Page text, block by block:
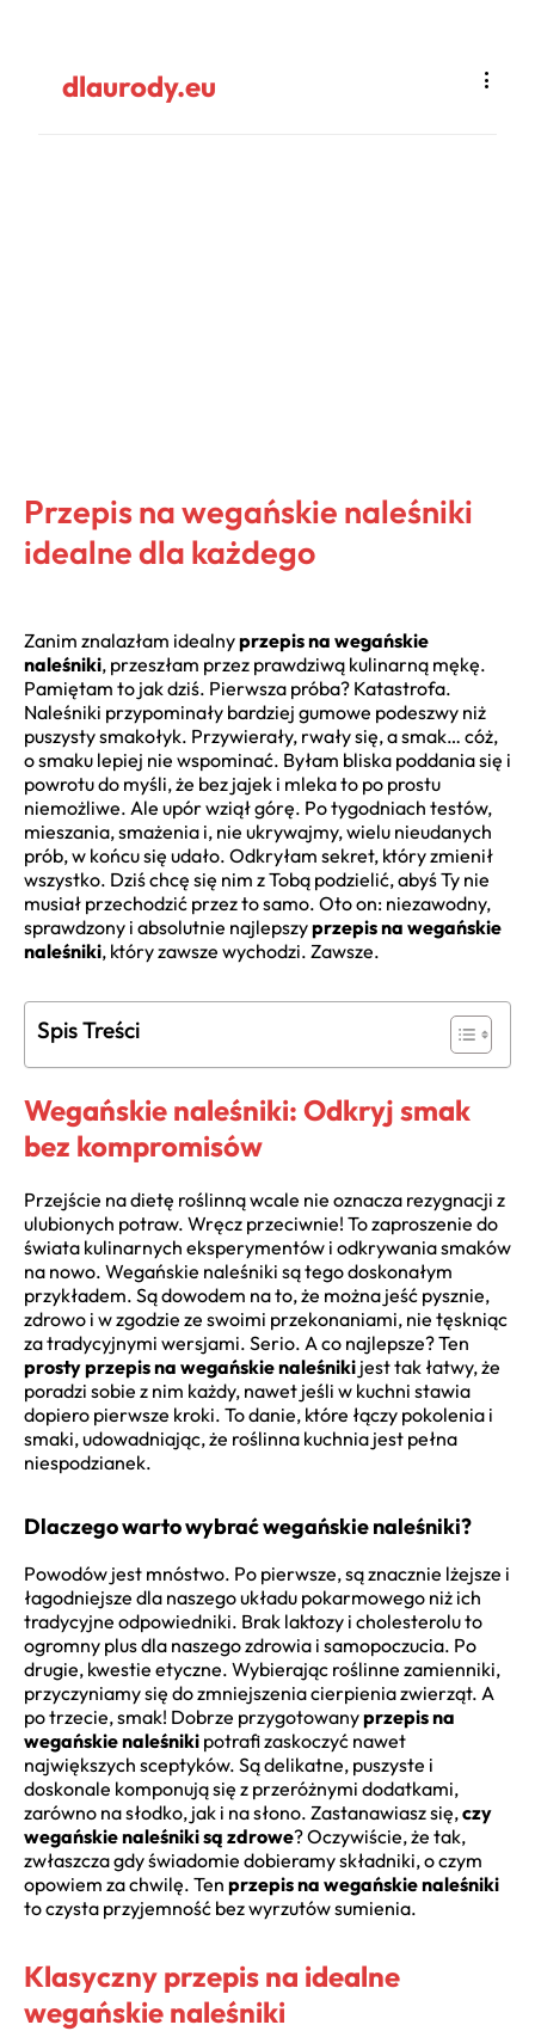
dlaurody.eu
Przepis na wegańskie naleśniki
idealne dla każdego
Zanim znalazłam idealnyprzepis na wegańskie
naleśniki, przeszłam przez prawdziwą kulinarną mękę.
Pamiętam to jak dziś. Pierwsza próba? Katastrofa.
Naleśniki przypominały bardziej gumowe podeszwy niż
puszysty smakołyk. Przywierały, rwały się, a smak… cóż,
o smaku lepiej nie wspominać. Byłam bliska poddania się i
powrotu do myśli, że bez jajek i mleka to po prostu
niemożliwe. Ale upór wziął górę. Po tygodniach testów,
mieszania, smażenia i, nie ukrywajmy, wielu nieudanych
prób, w końcu się udało. Odkryłam sekret, który zmienił
wszystko. Dziś chcę się nim z Tobą podzielić, abyś Ty nie
musiał przechodzić przez to samo. Oto on: niezawodny,
sprawdzony i absolutnie najlepszyprzepis na wegańskie
naleśniki, który zawsze wychodzi. Zawsze.
Spis Treści
Wegańskie naleśniki: Odkryj smak
bez kompromisów
Przejście na dietę roślinną wcale nie oznacza rezygnacji z
ulubionych potraw. Wręcz przeciwnie! To zaproszenie do
świata kulinarnych eksperymentów i odkrywania smaków
na nowo. Wegańskie naleśniki są tego doskonałym
przykładem. Są dowodem na to, że można jeść pysznie,
zdrowo i w zgodzie ze swoimi przekonaniami, nie tęskniąc
za tradycyjnymi wersjami. Serio. A co najlepsze? Ten
prosty przepis na wegańskie naleśniki jest tak łatwy, że
poradzi sobie z nim każdy, nawet jeśli w kuchni stawia
dopiero pierwsze kroki. To danie, które łączy pokolenia i
smaki, udowadniając, że roślinna kuchnia jest pełna
niespodzianek.
Dlaczego warto wybrać wegańskie naleśniki?
Powodów jest mnóstwo. Po pierwsze, są znacznie lżejsze i
łagodniejsze dla naszego układu pokarmowego niż ich
tradycyjne odpowiedniki. Brak laktozy i cholesterolu to
ogromny plus dla naszego zdrowia i samopoczucia. Po
drugie, kwestie etyczne. Wybierając roślinne zamienniki,
przyczyniamy się do zmniejszenia cierpienia zwierząt. A
po trzecie, smak! Dobrze przygotowanyprzepis na
wegańskie naleśniki potrafi zaskoczyć nawet
największych sceptyków. Są delikatne, puszyste i
doskonale komponują się z przeróżnymi dodatkami,
zarówno na słodko, jak i na słono. Zastanawiasz się,czy
wegańskie naleśniki są zdrowe? Oczywiście, że tak,
zwłaszcza gdy świadomie dobieramy składniki, o czym
opowiem za chwilę. Ten przepis na wegańskie naleśniki
to czysta przyjemność bez wyrzutów sumienia.
Klasyczny przepis na idealne
wegańskie naleśniki